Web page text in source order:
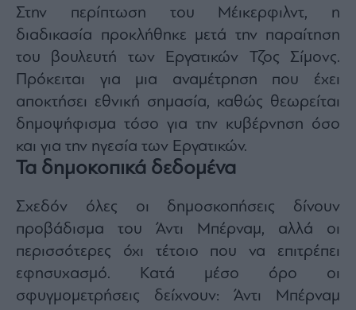
Privacy
Notice.
You
can
out
any
time.
site
is
protected
reCAPTCHA
and
the
Google
and
Terms
Service
apply.
Στην περίπτωση του Μέικερφιλντ, η
διαδικασία προκλήθηκε μετά την παραίτηση
του βουλευτή των Εργατικών Τζος Σίμονς.
Πρόκειται για μια αναμέτρηση που έχει
αποκτήσει εθνική σημασία, καθώς θεωρείται
δημοψήφισμα τόσο για την κυβέρνηση όσο
και για την ηγεσία των Εργατικών.
Τα δημοκοπικά δεδομένα
Σχεδόν όλες οι δημοσκοπήσεις δίνουν
προβάδισμα του Άντι Μπέρναμ, αλλά οι
περισσότερες όχι τέτοιο που να επιτρέπει
εφησυχασμό. Κατά μέσο όρο οι
σφυγμομετρήσεις δείχνουν: Άντι Μπέρναμ